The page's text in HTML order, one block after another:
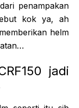
penampakan
kok ya, ah
helm
jadi